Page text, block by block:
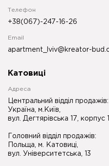
Телефон
+38(067)-247-16-26
Email
apartment_lviv@kreator-
Катовиці
Адреса
Центральний відділ продажів:
Україна, м.Київ,
вул. Дегтярівська 17, корпус 1
Головний відділ продажів:
Польща, м. Катовиці,
вул. Університетська, 13